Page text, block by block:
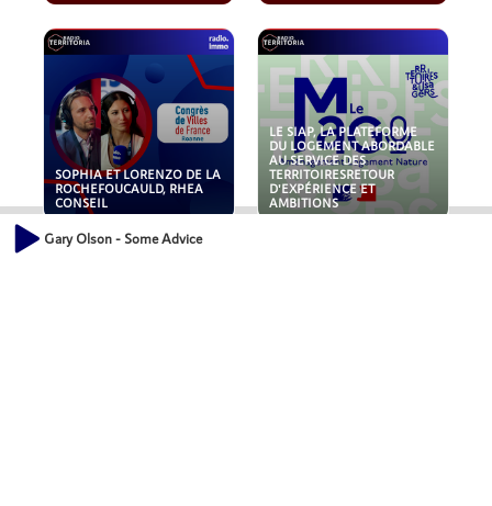
SOPHIA ET LORENZO DE LA
ROCHEFOUCAULD, RHEA
CONSEIL
LE SIAP, LA PLATEFORME
DU LOGEMENT ABORDABLE
AU SERVICE DES
TERRITOIRESRETOUR
D'EXPÉRIENCE ET
AMBITIONS
Gary Olson - Some Advice